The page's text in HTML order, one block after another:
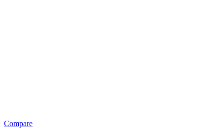
Compare